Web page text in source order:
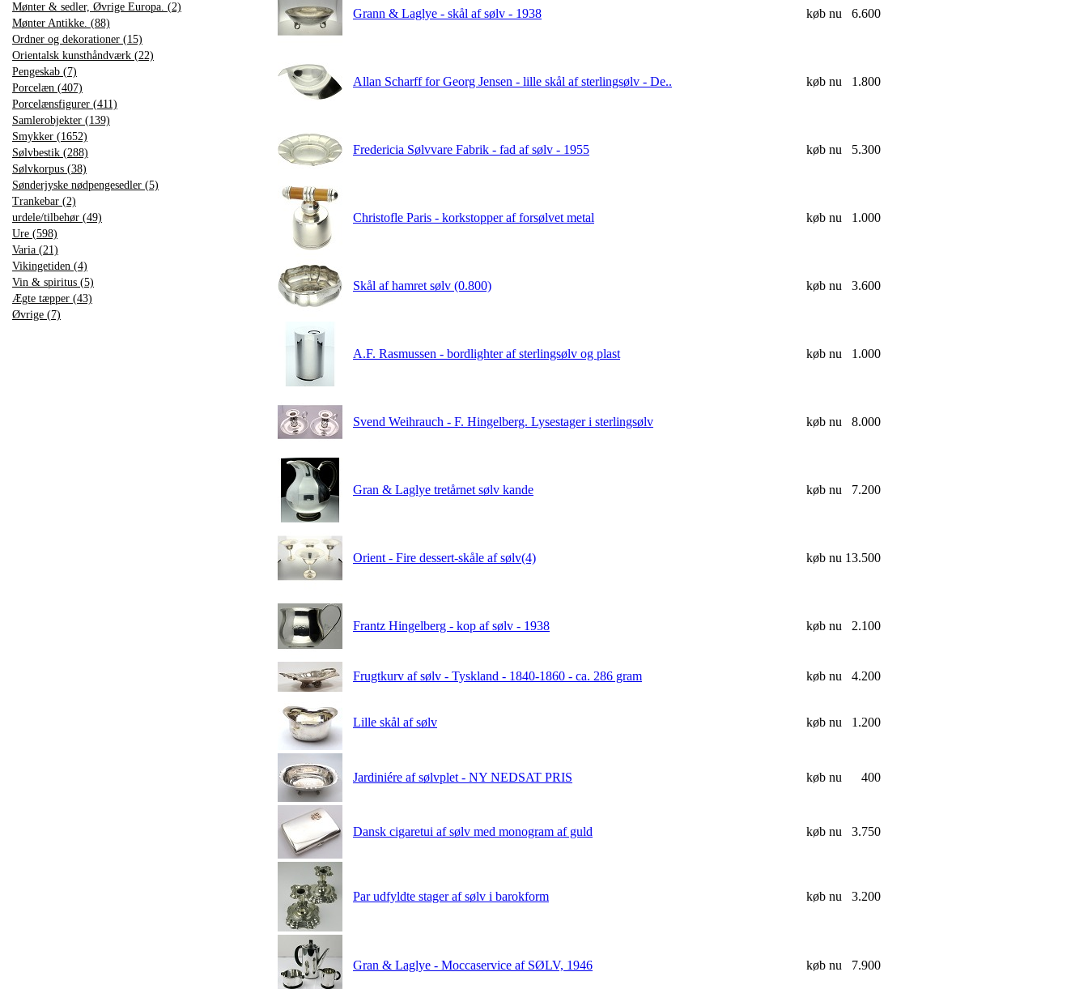
Mønter & sedler, Øvrige Europa. (2)
Mønter Antikke. (88)
Ordner og dekorationer (15)
Orientalsk kunsthåndværk (22)
Pengeskab (7)
Porcelæn (407)
Porcelænsfigurer (411)
Samlerobjekter (139)
Smykker (1652)
Sølvbestik (288)
Sølvkorpus (38)
Sønderjyske nødpengesedler (5)
Trankebar (2)
urdele/tilbehør (49)
Ure (598)
Varia (21)
Vikingetiden (4)
Vin & spiritus (5)
Ægte tæpper (43)
Øvrige (7)
Grann & Laglye - skål af sølv - 1938 køb nu 6.600
Allan Scharff for Georg Jensen - lille skål af sterlingsølv - De.. køb nu 1.800
Fredericia Sølvvare Fabrik - fad af sølv - 1955 køb nu 5.300
Christofle Paris - korkstopper af forsølvet metal køb nu 1.000
Skål af hamret sølv (0.800) køb nu 3.600
A.F. Rasmussen - bordlighter af sterlingsølv og plast køb nu 1.000
Svend Weihrauch - F. Hingelberg. Lysestager i sterlingsølv køb nu 8.000
Gran & Laglye tretårnet sølv kande køb nu 7.200
Orient - Fire dessert-skåle af sølv(4) køb nu 13.500
Frantz Hingelberg - kop af sølv - 1938 køb nu 2.100
Frugtkurv af sølv - Tyskland - 1840-1860 - ca. 286 gram køb nu 4.200
Lille skål af sølv køb nu 1.200
Jardiniére af sølvplet - NY NEDSAT PRIS køb nu 400
Dansk cigaretui af sølv med monogram af guld køb nu 3.750
Par udfyldte stager af sølv i barokform køb nu 3.200
Gran & Laglye - Moccaservice af SØLV, 1946 køb nu 7.900